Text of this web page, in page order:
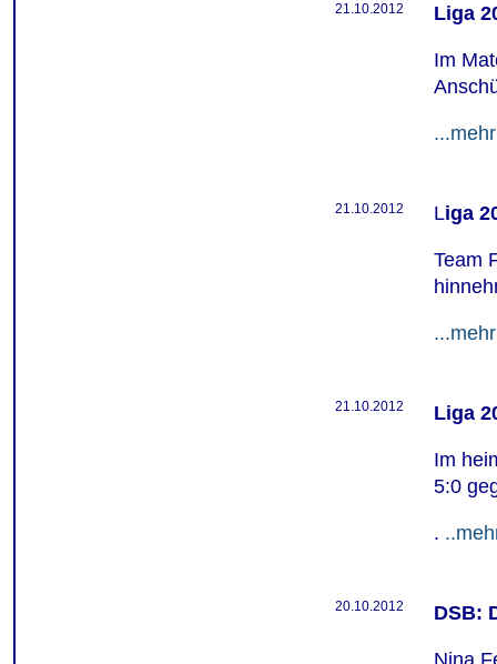
21.10.2012 Liga
Im
...mehr
21.10.2012 Liga
Team
...mehr
21.10.2012 Liga
Im
5:0
.
20.10.2012 DSB: